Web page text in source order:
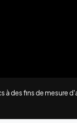
des fins de mesure